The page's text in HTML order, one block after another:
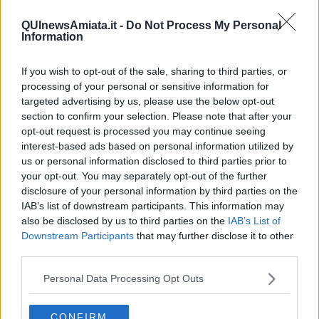
QUInewsAmiata.it - Do Not Process My Personal
Information
If you wish to opt-out of the sale, sharing to third parties, or
processing of your personal or sensitive information for
targeted advertising by us, please use the below opt-out
section to confirm your selection. Please note that after your
opt-out request is processed you may continue seeing
interest-based ads based on personal information utilized by
us or personal information disclosed to third parties prior to
your opt-out. You may separately opt-out of the further
disclosure of your personal information by third parties on the
IAB’s list of downstream participants. This information may
also be disclosed by us to third parties on the IAB’s List of
Downstream Participants that may further disclose it to other
Personal Data Processing Opt Outs
CONFIRM
alle 9,30 ritrovo in piazza XX Settembre, alle 10,30
partenza del corteo per le vie cittadine con la Filarmonica Mariotti,
alle 11,30 in piazza Montanelli saluto del sindaco Alessio Spinelli e
Gambassi Terme
si parte alle 7 col Cantamaggio per le vie
cittadine. Poi alle 9,30 Primo Maggio in piazza Roma, alle 10,30
saluto del sindaco Paolo Campinoti e comizio di Alberto GHheri
della Rsu della Slc Cgil Firenze-Prato-Pistoia.
Montaionealle 8,30 ritrovo in piazza Gramsci, partenza del
corteo per le vie cittadine e deposizione di garofani al monumento
ai Caduti davanti al Comune. Ore 10 arrivo presso il Teatro del
Popolo, saluto del sindaco e dello Spi Cgil di Montaione e comizio
conclusivo di Daniele Cecconi della Slc Cgil Firenze-Prato-Pistoia.
Ore 11 Servizio Musicale a Villa Serena. Ore 11,30 deposizione di
una corona al Cimitero del Capoluogo.
di Pontassieve e San Francesco di Pelago accompagnato dalla
Filarmonica Giacomo Puccini. Alle 11,15 comizio in piazza Verdi a
San Francesco di Pelago di Fabio Franchi, segretario Generale